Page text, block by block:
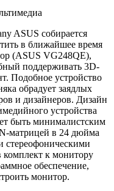
ASUS собирается
в ближайшее время
(ASUS VG248QE),
поддерживать 3D-
Подобное устройство
обрадует заядлых
и дизайнеров. Дизайн
устройства
быть минималистским
матрицей в 24 дюйма
стереофоническими
к монитору
обеспечение,
монитор.